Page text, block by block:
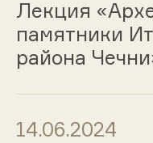
Лекция
памятники
района
14.06.2024